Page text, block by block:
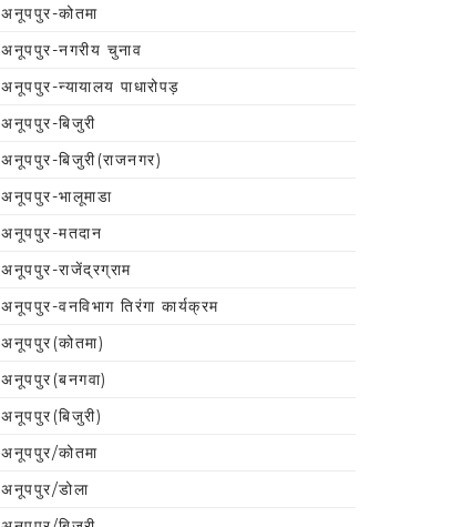
अनूपपुर-कोतमा
अनूपपुर-नगरीय चुनाव
अनूपपुर-न्यायालय पाधारोपड़
अनूपपुर-बिजुरी
अनूपपुर-बिजुरी(राजनगर)
अनूपपुर-भालूमाडा
अनूपपुर-मतदान
अनूपपुर-राजेंद्रग्राम
अनूपपुर-वनविभाग तिरंगा कार्यक्रम
अनूपपुर(कोतमा)
अनूपपुर(बनगवा)
अनूपपुर(बिजुरी)
अनूपपुर/कोतमा
अनूपपुर/डोला